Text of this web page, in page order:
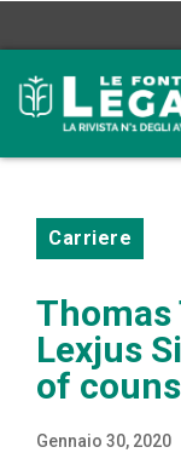
Carriere
Thomas
Lexjus
of
Gennaio 30, 2020